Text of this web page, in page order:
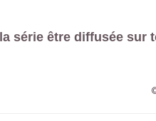
série être diffusée sur